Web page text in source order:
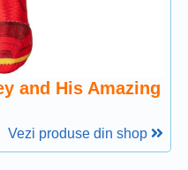
and His Amazing
Vezi produse din shop